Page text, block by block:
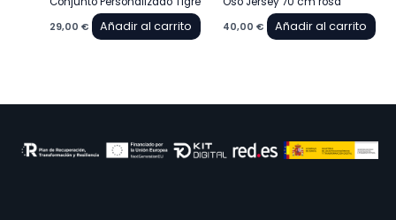
29,00 € Añadir al carrito 40,00 € Añadir al carrito